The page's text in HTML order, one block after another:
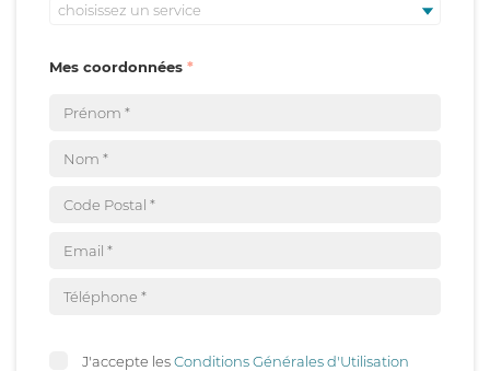
choisissez un service
Mes coordonnées
J'accepte lesConditions Générales d'Utilisation